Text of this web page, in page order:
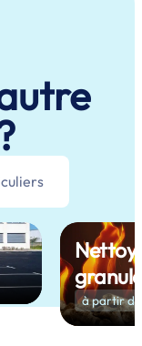
à partir